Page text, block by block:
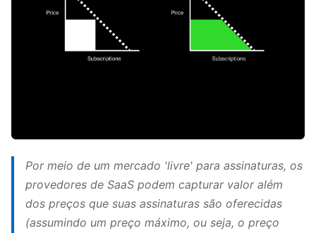
Por meio de um mercado 'livre' para assinaturas, os
provedores de SaaS podem capturar valor além
dos preços que suas assinaturas são oferecidas
(assumindo um preço máximo, ou seja, o preço